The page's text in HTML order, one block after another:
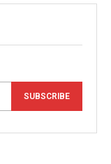
SUBSCRIBE